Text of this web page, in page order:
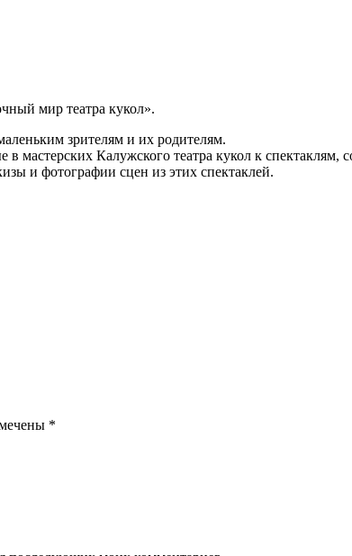
мир театра кукол».
зрителям и их родителям.
мастерских Калужского театра кукол к спектаклям,
и фотографии сцен из этих спектаклей.
*